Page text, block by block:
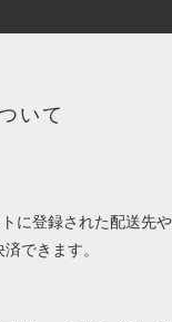
いて
に登録された配送先
できます。